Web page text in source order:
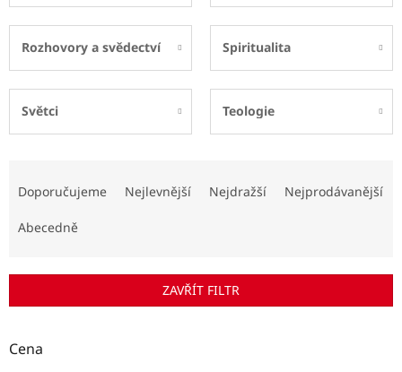
Rozhovory a svědectví Spiritualita
Světci Teologie
r
d
Doporučujeme Nejlevnější Nejdražší Nejprodávanější
Abecedně
ZAVŘÍT FILTR
Cena